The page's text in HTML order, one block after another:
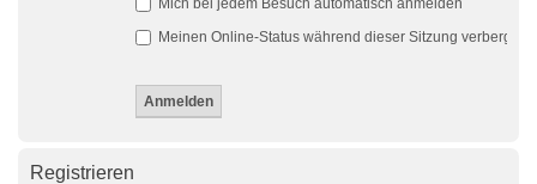
Mich bei jedem Besuch automatisch anmelden
Meinen Online-Status während dieser Sitzung verbergen
Registrieren